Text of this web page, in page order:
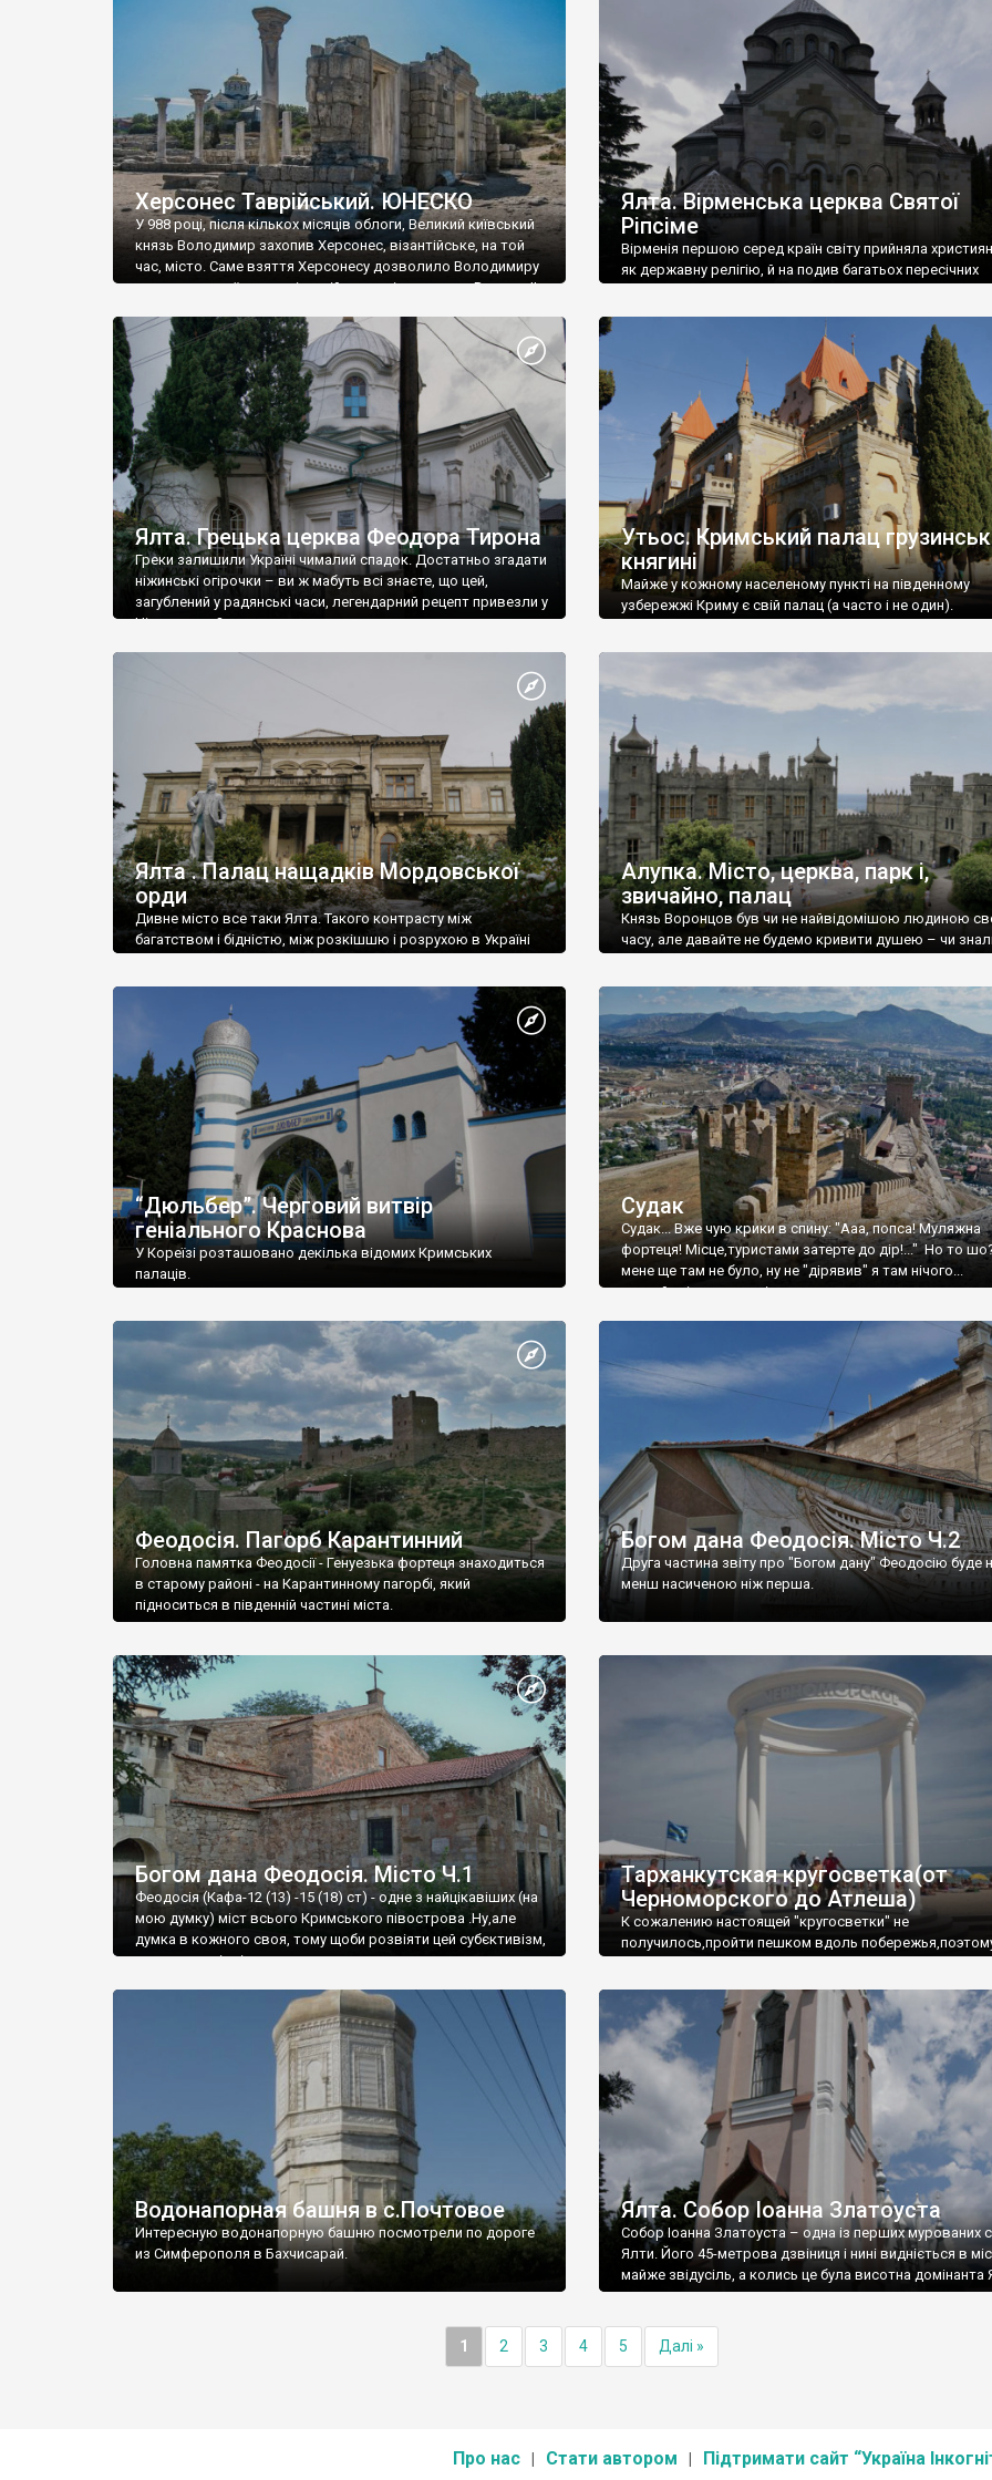
візантійської доби. Раритети викрадені з фондів об’єкту
культурної спадщини ЮНЕСКО «Херсонеса Таврійського».
Офіційно – на виставку «Золото Візантії», але експерти та
влада в Україні вважають це лише […]
називаються «повстяками» (postaki)…” “Вино. Крим
виробляє відмінне вино і його вдосталь: воно все
легке біле і дуже […]
Херсонес Таврійський. ЮНЕСКО
У 988 році, після кількох місяців облоги, Великий київський
князь Володимир захопив Херсонес, візантійське, на той
час, місто. Саме взяття Херсонесу дозволило Володимиру
диктувати свої умови візантійському імператору Василю ІІ,
Херсонесі Володимир-язичник, став Василем-
християнином. А потім було Хрещення Русі. На честь
Херсонесу Таврійського названо місто […]
Ялта. Вірменська церква Святої
Ріпсіме
Вірменія першою серед країн світу прийняла
як державну релігію, й на подив багатьох пересічних
Ялта. Грецька церква Феодора Тирона
Греки залишили Україні чималий спадок. Достатньо згадати
ніжинські огірочки – ви ж мабуть всі знаєте, що цей,
загублений у радянські часи, легендарний рецепт привезли у
Ніжин греки?
Утьос. Кримський палац
княгині
Майже у кожному населеному пункті на південному
узбережжі Криму є свій палац (а часто і не один).
Ялта . Палац нащадків Мордовської
орди
Дивне місто все таки Ялта. Такого контрасту між
багатством і бідністю, між розкішшю і розрухою в Україні
Алупка. Місто, церква, парк і,
звичайно, палац
Князь Воронцов був чи не найвідомішою людиною
часу, але давайте не будемо кривити душею – чи
“Дюльбер”. Черговий витвір
геніального Краснова
У Кореїзі розташовано декілька відомих Кримських
палаців.
Судак
Судак... Вже чую крики в спину: "Ааа, попса! Муляжна
фортеця! Місце,туристами затерте до дір!..." Но то
мене ще там не було, ну не "дірявив" я там нічого...
принаймні до цього літа.
Феодосія. Пагорб Карантинний
Головна памятка Феодосії - Генуезька фортеця знаходиться
в старому районі - на Карантинному пагорбі, який
підноситься в південній частині міста.
Богом дана Феодосія. Місто Ч.2
Друга частина звіту про "Богом дану" Феодосію буде
менш насиченою ніж перша.
Богом дана Феодосія. Місто Ч.1
Феодосія (Кафа-12 (13) -15 (18) ст) - одне з найцікавіших (на
мою думку) міст всього Кримського півострова .Ну,але
думка в кожного своя, тому щоби розвіяти цей субєктивізм,
запрошую відвідати це
Тарханкутская кругосветка(от
Черноморского до Атлеша)
К сожалению настоящей "кругосветки" не
получилось,пройти пешком вдоль
Водонапорная башня в с.Почтовое
Интересную водонапорную башню посмотрели по дороге
из Симферополя в Бахчисарай.
Ялта. Собор Іоанна Златоуста
Собор Іоанна Златоуста – одна із перших мурованих
Ялти. Його 45-метрова дзвіниця і нині видніється в
майже звідусіль, а колись це була висотна домінанта
1 2 3 4 5 Далі »
Про нас Стати автором Підтримати сайт “Україна